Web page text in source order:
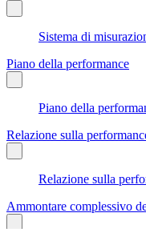
Sistema di
Piano della performance
Piano della
Relazione sulla
Relazione sulla
Ammontare complessivo